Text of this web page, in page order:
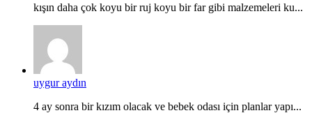
kışın daha çok koyu bir ruj koyu bir far gibi malzemeleri ku...
uygur aydın
4 ay sonra bir kızım olacak ve bebek odası için planlar yapı...